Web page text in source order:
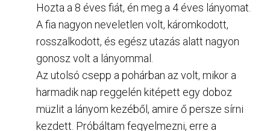
Hozta a 8 éves fiát, én meg a 4 éves lányomat.
A fia nagyon neveletlen volt, káromkodott,
rosszalkodott, és egész utazás alatt nagyon
gonosz volt a lányommal.
Az utolsó csepp a pohárban az volt, mikor a
harmadik nap reggelén kitépett egy doboz
müzlit a lányom kezéből, amire ő persze sírni
kezdett. Próbáltam fegyelmezni, erre a